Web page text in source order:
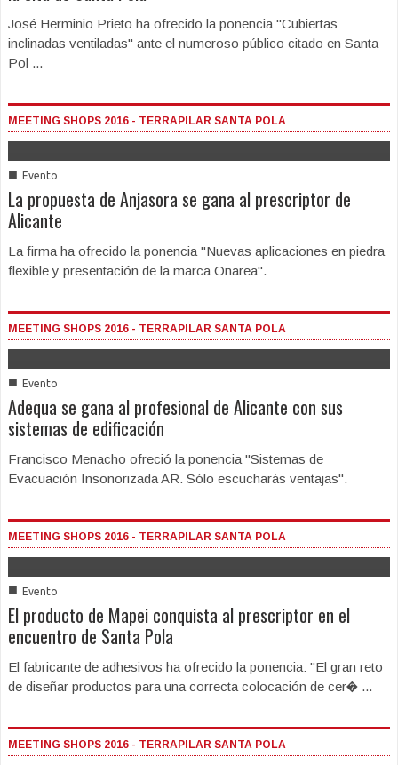
José Herminio Prieto ha ofrecido la ponencia "Cubiertas
inclinadas ventiladas" ante el numeroso público citado en Santa
Pol ...
MEETING SHOPS 2016 - TERRAPILAR SANTA POLA
■ Evento
La propuesta de Anjasora se gana al prescriptor de
Alicante
La firma ha ofrecido la ponencia "Nuevas aplicaciones en piedra
flexible y presentación de la marca Onarea".
MEETING SHOPS 2016 - TERRAPILAR SANTA POLA
■ Evento
Adequa se gana al profesional de Alicante con sus
sistemas de edificación
Francisco Menacho ofreció la ponencia "Sistemas de
Evacuación Insonorizada AR. Sólo escucharás ventajas".
MEETING SHOPS 2016 - TERRAPILAR SANTA POLA
■ Evento
El producto de Mapei conquista al prescriptor en el
encuentro de Santa Pola
El fabricante de adhesivos ha ofrecido la ponencia: "El gran reto
de diseñar productos para una correcta colocación de cer� ...
MEETING SHOPS 2016 - TERRAPILAR SANTA POLA